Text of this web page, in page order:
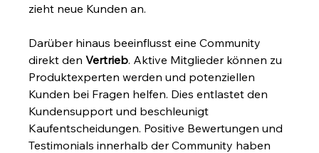
zieht neue Kunden an.
Darüber hinaus beeinflusst eine Community
direkt den Vertrieb. Aktive Mitglieder können zu
Produktexperten werden und potenziellen
Kunden bei Fragen helfen. Dies entlastet den
Kundensupport und beschleunigt
Kaufentscheidungen. Positive Bewertungen und
Testimonials innerhalb der Community haben